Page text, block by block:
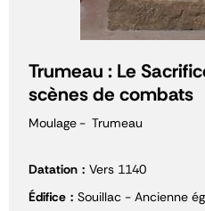
Trumeau : Le
scènes de combats
Moulage Trumeau
Datation
Vers 1140
Édifice
Souillac - Ancienne